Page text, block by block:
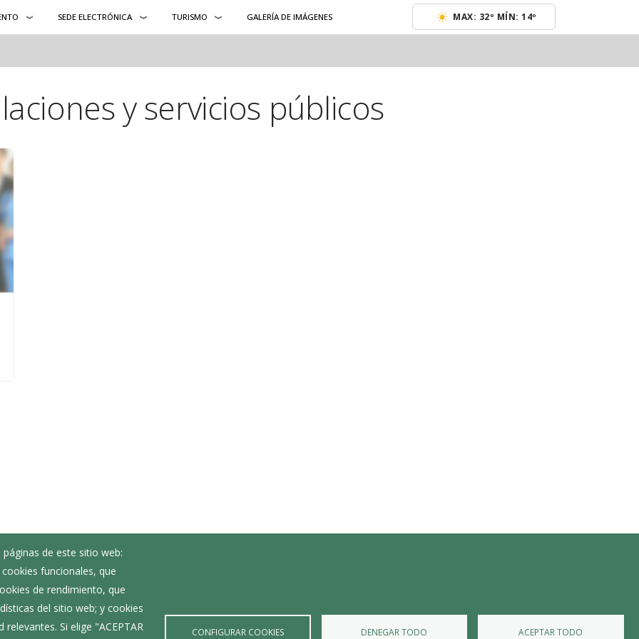
SEDE ELECTRÓNICA TURISMO GALERÍA DE IMÁGENES MAX: 32º MÍN: 14º
y servicios públicos
de este sitio web:
funcionales, que
de rendimiento, que
del sitio web; y cookies
Si elige "ACEPTAR
CONFIGURAR COOKIES DENEGAR TODO ACEPTAR TODO
Corporación Municipal
Teléfonos de interés